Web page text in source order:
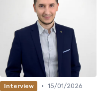
Interview • 15/01/2026